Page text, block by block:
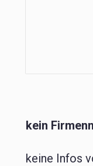
kein
keine Infos